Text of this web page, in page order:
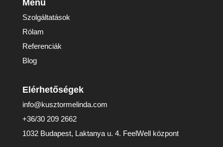
Menü
Szolgáltatások
Rólam
Referenciák
Blog
Elérhetőségek
info@kusztormelinda.com
+36/30 209 2662
1032 Budapest, Laktanya u. 4. FeelWell központ